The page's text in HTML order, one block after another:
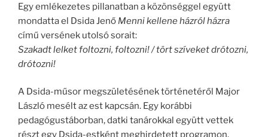
Egy emlékezetes pillanatban a közönséggel együtt
mondatta el Dsida Jenő Menni kellene házról házra
című versének utolsó sorait:
Szakadt lelket foltozni, foltozni! / tört szíveket drótozni,
drótozni!
A Dsida-műsor megszületésének történetéről Major
László mesélt az est kapcsán. Egy korábbi
pedagógustáborban, datki tanárokkal együtt vettek
részt egy Dsida-estként meghirdetett programon,